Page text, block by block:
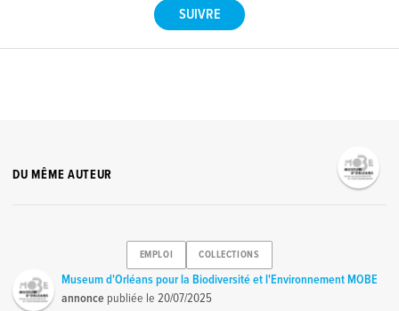
DU MÊME AUTEUR
EMPLOI COLLECTIONS
Museum d'Orléans pour la Biodiversité et l'Environnement MOBE
annonce publiée le20/07/2025